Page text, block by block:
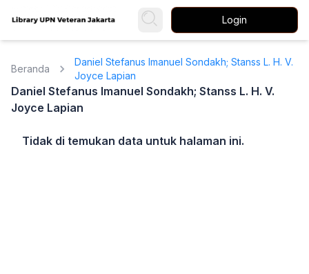
Login
Beranda
Daniel Stefanus Imanuel Sondakh; Stanss L. H. V.
Joyce Lapian
Daniel Stefanus Imanuel Sondakh; Stanss L. H. V.
Joyce Lapian
Tidak di temukan data untuk halaman ini.